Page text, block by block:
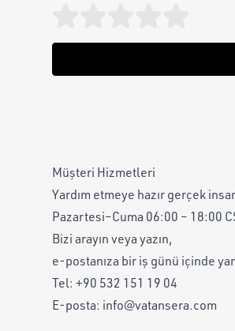
Müşteri Hizmetleri
Yardım etmeye hazır gerçek
Pazartesi–Cuma 06:00 – 18:00
Bizi arayın veya yazın,
e-postanıza bir iş günü içinde
Tel: +90 532 151 19 04
E-posta: info@vatansera.com